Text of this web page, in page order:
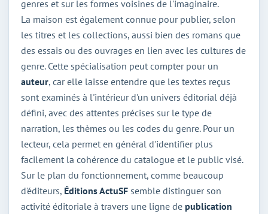
genres et sur les formes voisines de l'imaginaire.
La maison est également connue pour publier, selon
les titres et les collections, aussi bien des romans que
des essais ou des ouvrages en lien avec les cultures de
genre. Cette spécialisation peut compter pour un
auteur, car elle laisse entendre que les textes reçus
sont examinés à l'intérieur d'un univers éditorial déjà
défini, avec des attentes précises sur le type de
narration, les thèmes ou les codes du genre. Pour un
lecteur, cela permet en général d'identifier plus
facilement la cohérence du catalogue et le public visé.
Sur le plan du fonctionnement, comme beaucoup
d'éditeurs, Éditions ActuSF semble distinguer son
activité éditoriale à travers une ligne de publication